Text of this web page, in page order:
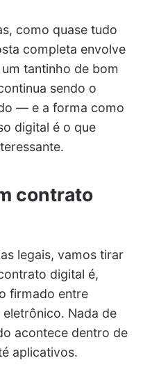
como quase tudo
completa envolve
tantinho de bom
sendo o
— e a forma como
digital é o que
contrato
legais, vamos tirar
digital é,
firmado entre
Nada de
acontece dentro de
aplicativos.